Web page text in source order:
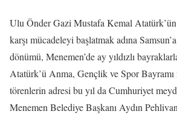
Ulu Önder Gazi Mustafa Kemal Atatürk’ün
karşı mücadeleyi başlatmak adına Samsun’a
dönümü, Menemen’de ay yıldızlı
Atatürk’ü Anma, Gençlik ve Spor Bayramı
törenlerin adresi bu yıl da Cumhuriyet
Menemen Belediye Başkanı Aydın